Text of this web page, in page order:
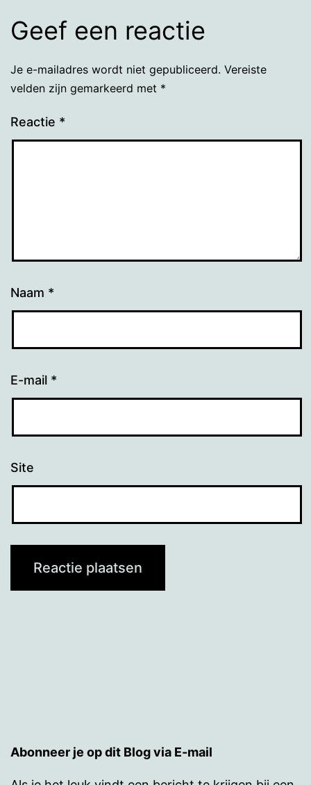
Geef een reactie
Je e-mailadres wordt niet gepubliceerd. Vereiste
velden zijn gemarkeerd met *
Reactie *
Naam *
E-mail *
Site
Abonneer je op dit Blog via E-mail